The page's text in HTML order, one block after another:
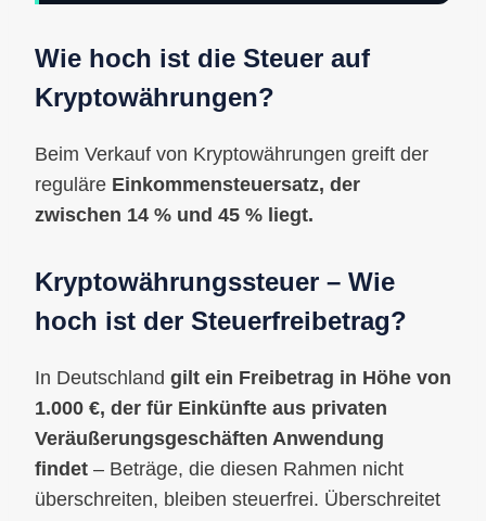
Wie hoch ist die Steuer auf
Kryptowährungen?
Beim Verkauf von Kryptowährungen greift der
reguläre Einkommensteuersatz, der
zwischen 14 % und 45 % liegt.
Kryptowährungssteuer – Wie
hoch ist der Steuerfreibetrag?
In Deutschland gilt ein Freibetrag in Höhe von
1.000 €, der für Einkünfte aus privaten
Veräußerungsgeschäften Anwendung
findet – Beträge, die diesen Rahmen nicht
überschreiten, bleiben steuerfrei. Überschreitet